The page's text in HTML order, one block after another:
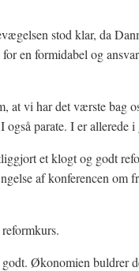
stod klar, da
en formidabel og
at vi har det værste bag
også parate. I er allerede i
et klogt og godt
af konferencen om
Økonomien buldrer